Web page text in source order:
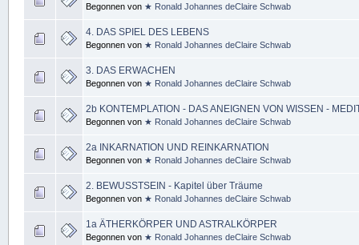
Begonnen von ★ Ronald Johannes deClaire Schwab
4. DAS SPIEL DES LEBENS
Begonnen von ★ Ronald Johannes deClaire Schwab
3. DAS ERWACHEN
Begonnen von ★ Ronald Johannes deClaire Schwab
2b KONTEMPLATION - DAS ANEIGNEN VON WISSEN -
Begonnen von ★ Ronald Johannes deClaire Schwab
2a INKARNATION UND REINKARNATION
Begonnen von ★ Ronald Johannes deClaire Schwab
2. BEWUSSTSEIN - Kapitel über Träume
Begonnen von ★ Ronald Johannes deClaire Schwab
1a ÄTHERKÖRPER UND ASTRALKÖRPER
Begonnen von ★ Ronald Johannes deClaire Schwab